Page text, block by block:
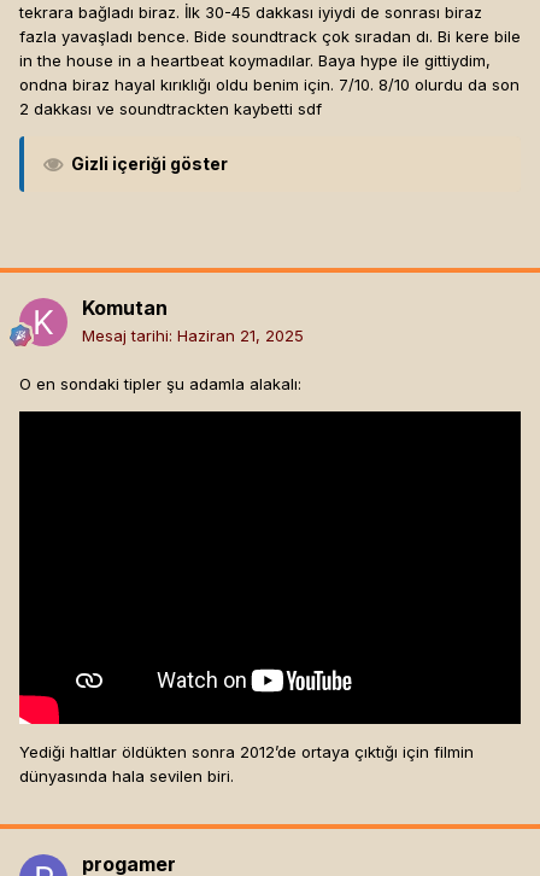
tekrara bağladı biraz. İlk 30-45 dakkası iyiydi de sonrası biraz
fazla yavaşladı bence. Bide soundtrack çok sıradan dı. Bi kere bile
in the house in a heartbeat koymadılar. Baya hype ile gittiydim,
ondna biraz hayal kırıklığı oldu benim için. 7/10. 8/10 olurdu da son
2 dakkası ve soundtrackten kaybetti sdf
Gizli içeriği göster
Komutan
Mesaj tarihi: Haziran 21, 2025
O en sondaki tipler şu adamla alakalı:
Yediği haltlar öldükten sonra 2012’de ortaya çıktığı için filmin
dünyasında hala sevilen biri.
progamer